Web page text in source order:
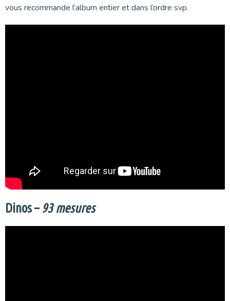
vous recommande l’album entier et dans l’ordre svp.
Dinos – 93 mesures